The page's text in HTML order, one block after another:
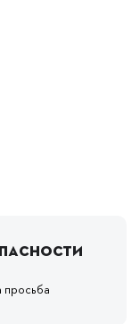
просьба